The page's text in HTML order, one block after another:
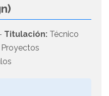
Titulación: Técnico